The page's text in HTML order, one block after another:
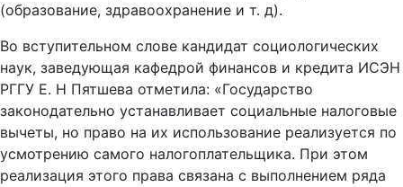
(образование, здравоохранение и т. д).
Во вступительном слове кандидат социологических
наук, заведующая кафедрой финансов и кредита ИСЭН
РГГУ Е. Н Пятшева отметила: «Государство
законодательно устанавливает социальные налоговые
вычеты, но право на их использование реализуется по
усмотрению самого налогоплательщика. При этом
реализация этого права связана с выполнением ряда